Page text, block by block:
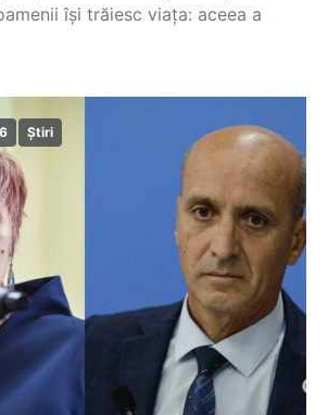
își trăiesc viața: aceea a
Știri